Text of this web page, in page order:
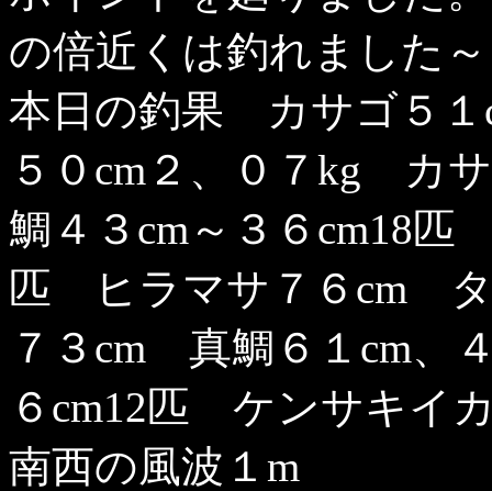
の倍近くは釣れました
本日の釣果 カサゴ５１
５０cm２、０７kg カ
鯛４３cm～３６cm18
匹 ヒラマサ７６cm
７３cm 真鯛６１cm、
６cm12匹 ケンサキイ
南西の風波１m